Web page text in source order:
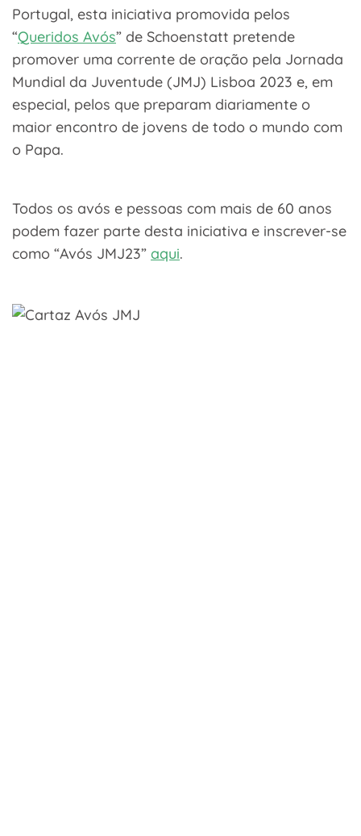
Portugal, esta iniciativa promovida pelos
“Queridos Avós” de Schoenstatt pretende
promover uma corrente de oração pela Jornada
Mundial da Juventude (JMJ) Lisboa 2023 e, em
especial, pelos que preparam diariamente o
maior encontro de jovens de todo o mundo com
o Papa.
Todos os avós e pessoas com mais de 60 anos
podem fazer parte desta iniciativa e inscrever-se
como “Avós JMJ23” aqui.